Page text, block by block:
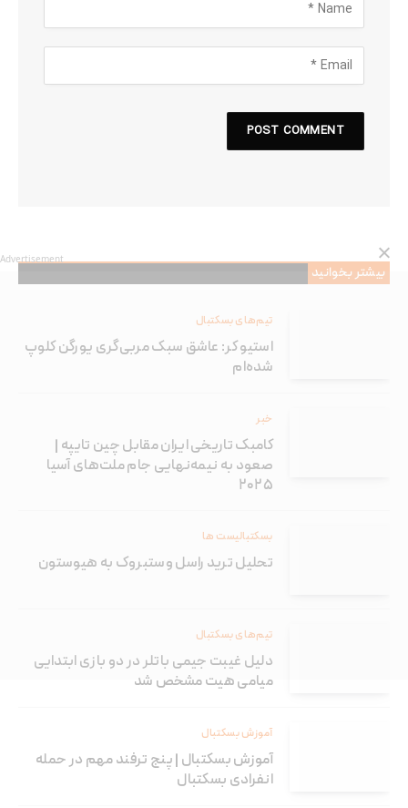
بیشتر بخوانید
تیم‌های بسکتبال
استیو کر: عاشق سبک مربی‌گری یورگن کلوپ
شده‌ام
خبر
کامبک تاریخی ایران مقابل چین تایپه |
صعود به نیمه‌نهایی جام ملت‌های آسیا
۲۰۲۵
بسکتبالیست ها
تحلیل ترید راسل وستبروک به هیوستون
تیم‌های بسکتبال
دلیل غیبت جیمی باتلر در دو بازی ابتدایی
میامی هیت مشخص شد
آموزش بسکتبال
آموزش بسکتبال | پنج ترفند مهم در حمله
انفرادی بسکتبال
Advertisement